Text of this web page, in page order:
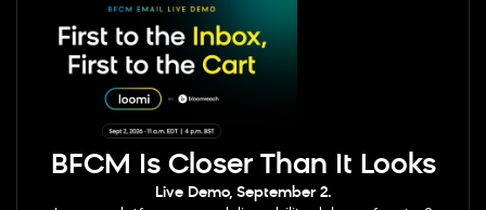
BFCM Is Closer Than It Looks
Live Demo, September 2.